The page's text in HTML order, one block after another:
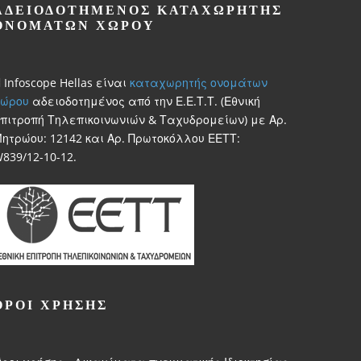
ΚΑΤΑΧΩΡΗΤΉΣ
ΧΏΡΟΥ
Infoscope Hellas είναι καταχωρητής ονομάτων
αδειοδοτημένος από την Ε.Ε.Τ.Τ. (Εθνική
Τηλεπικοινωνιών & Ταχυδρομείων) με Αρ.
12142 και Αρ. Πρωτοκόλλου ΕΕΤΤ:
12-10-12.
ΧΡΗΣΗΣ